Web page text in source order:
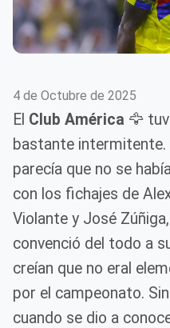
4 de Octubre de 2025
El Club América 🦅
bastante intermitente.
parecía que no se
con los fichajes de
Violante y José
convenció del todo a
creían que no eral
por el campeonato.
cuando se dio a